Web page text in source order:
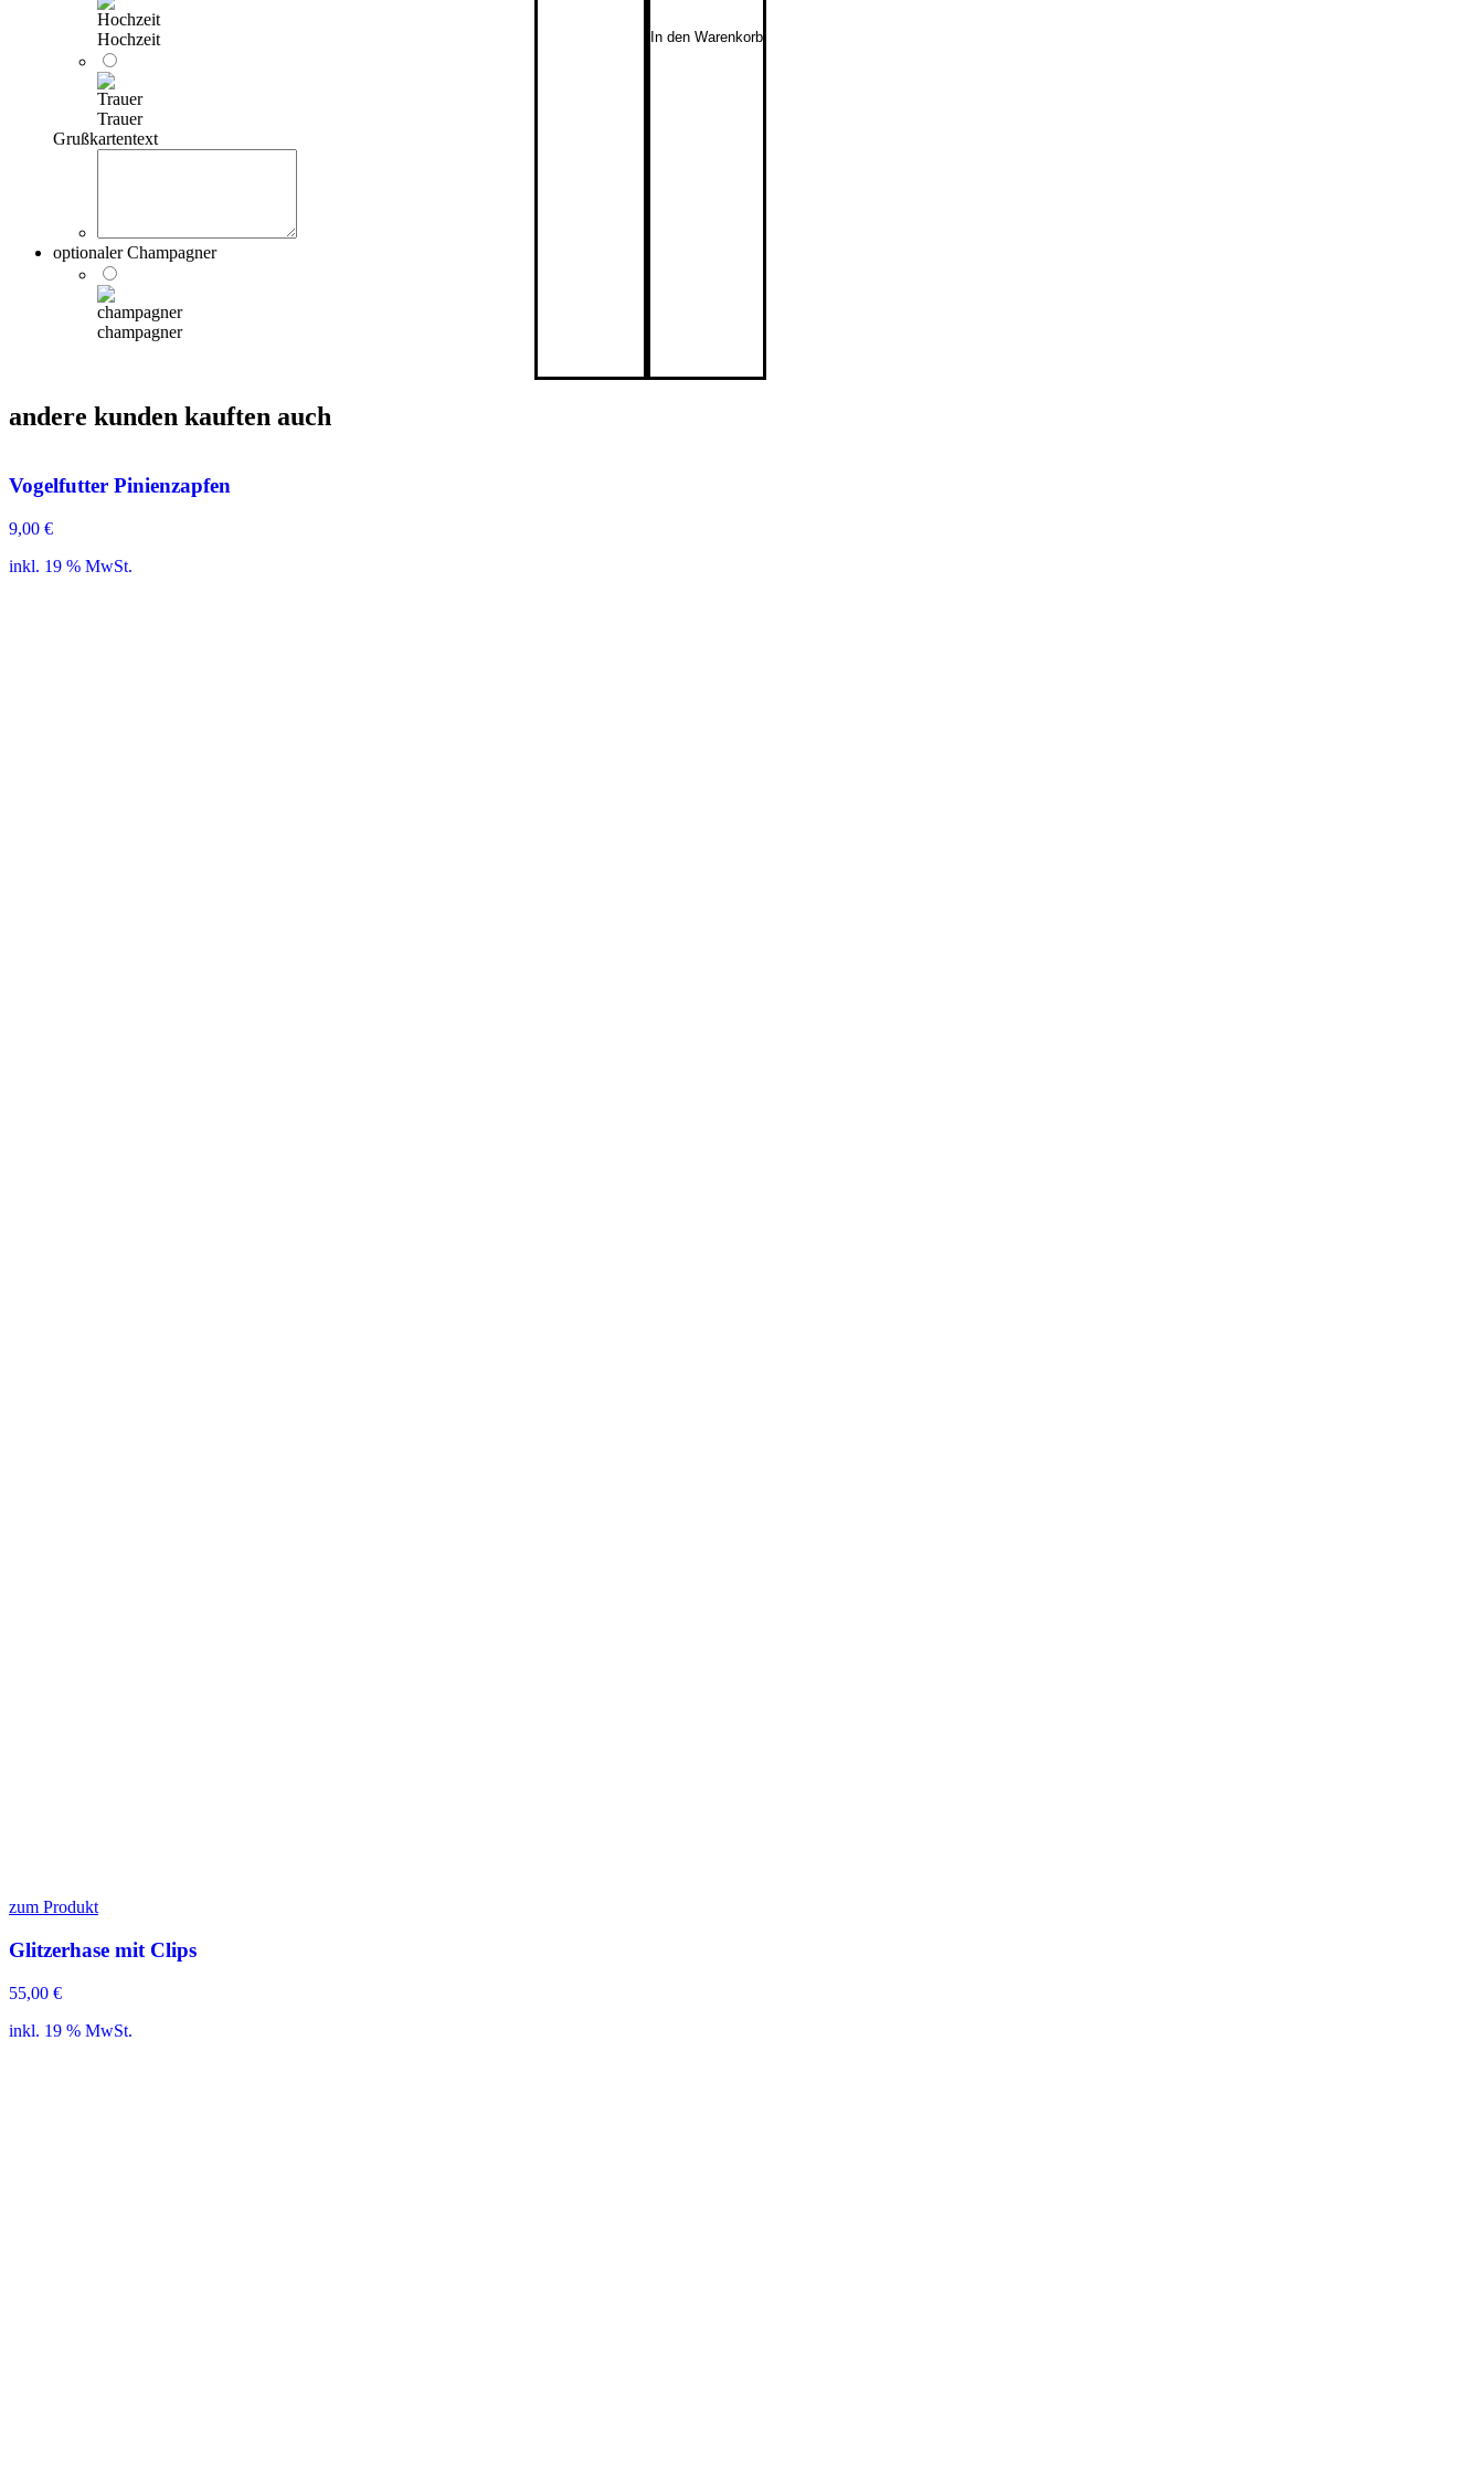
Hochzeit
Trauer
Grußkartentext
optionaler Champagner
champagner
In den Warenkorb
andere kunden kauften auch
Vogelfutter Pinienzapfen
9,00 €
inkl. 19 % MwSt.
zum Produkt
Glitzerhase mit Clips
55,00 €
inkl. 19 % MwSt.